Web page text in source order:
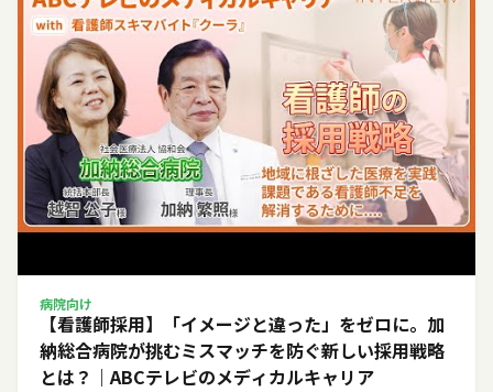
病院向け
【看護師採用】「イメージと違った」をゼロに。加
納総合病院が挑むミスマッチを防ぐ新しい採用戦略
とは？｜ABCテレビのメディカルキャリア